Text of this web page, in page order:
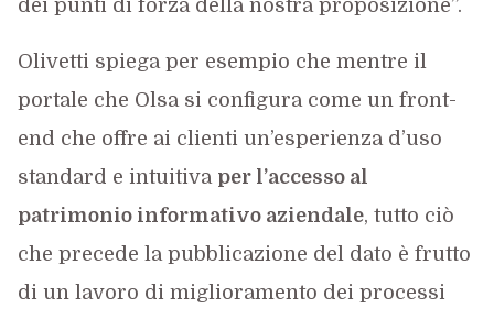
dei punti di forza della nostra proposizione”.
Olivetti spiega per esempio che mentre il
portale che Olsa si configura come un front-
end che offre ai clienti un’esperienza d’uso
standard e intuitiva per l’accesso al
patrimonio informativo aziendale, tutto ciò
che precede la pubblicazione del dato è frutto
di un lavoro di miglioramento dei processi